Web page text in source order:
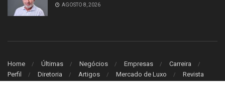
AGOSTO 8, 2026
Home Últimas Negócios Empresas
Carreira
Perfil
Diretoria Artigos Mercado de Luxo Revista